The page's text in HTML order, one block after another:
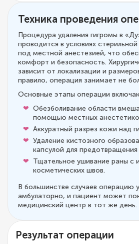
Техника проведения
Процедура удаления гигромы в
проводится в условиях
под местной анестезией, что
комфорт и безопасность.
зависит от локализации и
правило, операция занимает не
Основные этапы операции
Обезболивание области
помощью местных
Аккуратный разрез кожи над
Удаление кистозного
капсулой для
Тщательное ушивание раны с
косметических швов.
В большинстве случаев операцию
амбулаторно, и пациент может
медицинский центр в тот же день.
Результат операции